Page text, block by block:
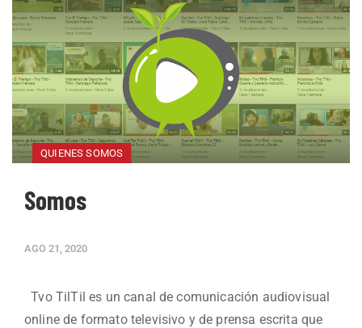
QUIENES SOMOS
Somos
AGO 21, 2020
Tvo TilTil es un canal de comunicación audiovisual
online de formato televisivo y de prensa escrita que